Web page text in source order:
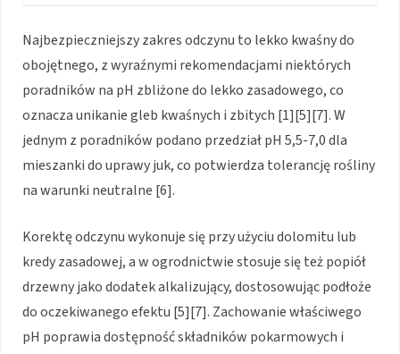
Najbezpieczniejszy zakres odczynu to lekko kwaśny do
obojętnego, z wyraźnymi rekomendacjami niektórych
poradników na pH zbliżone do lekko zasadowego, co
oznacza unikanie gleb kwaśnych i zbitych [1][5][7]. W
jednym z poradników podano przedział pH 5,5-7,0 dla
mieszanki do uprawy juk, co potwierdza tolerancję rośliny
na warunki neutralne [6].
Korektę odczynu wykonuje się przy użyciu dolomitu lub
kredy zasadowej, a w ogrodnictwie stosuje się też popiół
drzewny jako dodatek alkalizujący, dostosowując podłoże
do oczekiwanego efektu [5][7]. Zachowanie właściwego
pH poprawia dostępność składników pokarmowych i